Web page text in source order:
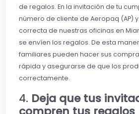
de regalos. En la invitación de tu
número de cliente de Aeropaq (AP)
correcta de nuestras oficinas en
se envíen los regalos. De esta
familiares pueden hacer sus
rápida y asegurarse de que los
correctamente.
4. Deja que tus